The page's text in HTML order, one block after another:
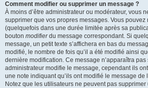
Comment modifier ou supprimer un message ?
À moins d’être administrateur ou modérateur, vous
supprimer que vos propres messages. Vous pouvez
(quelquefois dans une durée limitée après sa
bouton modifierdu message correspondant. Si
message, un petit texte s’affichera en bas du
modifié, le nombre de fois qu’il a été modifié ainsi
dernière modification. Ce message n’apparaîtra
administrateur modifie le message, cependant ils
une note indiquant qu’ils ont modifié le message de
Notez que les utilisateurs ne peuvent pas